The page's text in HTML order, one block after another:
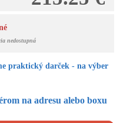
nedostupná
praktický darček - na výber
na adresu alebo boxu